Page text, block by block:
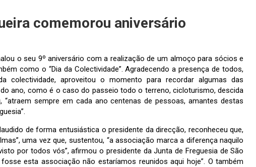
comemorou aniversário
o seu 9º aniversário com a realização de um almoço para sócios e
como o “Dia da Colectividade”. Agradecendo a presença de todos,
colectividade, aproveitou o momento para recordar algumas das
ano, como é o caso do passeio todo o terreno, cicloturismo, descida
sempre em cada ano centenas de pessoas, amantes destas
de forma entusiástica o presidente da direcção, reconheceu que,
uma vez que, sustentou, “a associação marca a diferença naquilo
por todos vós”, afirmou o presidente da Junta de Freguesia de São
esta associação não estaríamos reunidos aqui hoje”. O também